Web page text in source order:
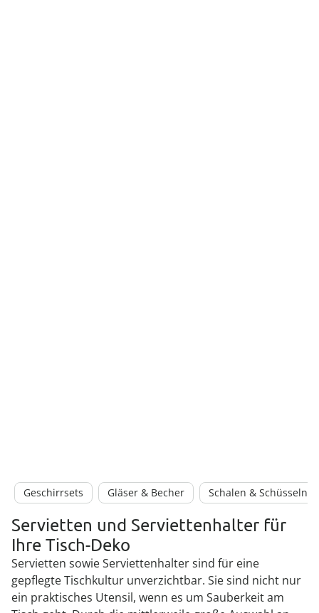
Geschirrsets Gläser & Becher Schalen & Schüsseln
Servietten und Serviettenhalter für
Ihre Tisch-Deko
Servietten sowie Serviettenhalter sind für eine
gepflegte Tischkultur unverzichtbar. Sie sind nicht nur
ein praktisches Utensil, wenn es um Sauberkeit am